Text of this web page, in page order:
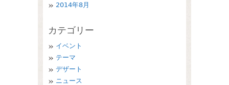
2014年8月
カテゴリー
イベント
テーマ
デザート
ニュース